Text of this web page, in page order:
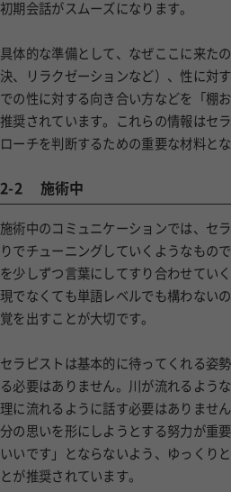
初期会話がスムーズになります。
具体的な準備として、なぜここに来た
決、リラクゼーションなど）、性に対
での性に対する向き合い方などを「棚
推奨されています。これらの情報はセ
ローチを判断するための重要な材料とな
2-2 施術中
施術中のコミュニケーションでは、セ
りでチューニングしていくようなもの
を少しずつ言葉にしてすり合わせてい
現でなくても単語レベルでも構わない
覚を出すことが大切です。
セラピストは基本的に待ってくれる姿
る必要はありません。川が流れるよう
理に流れるように話す必要はありませ
分の思いを形にしようとする努力が重
いいです」とならないよう、ゆっくり
とが推奨されています。